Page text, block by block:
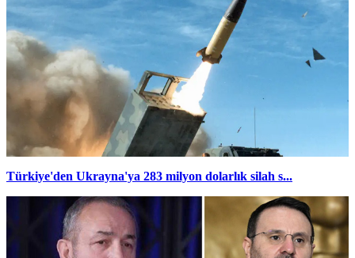
Türkiye'den Ukrayna'ya 283 milyon dolarlık silah s...